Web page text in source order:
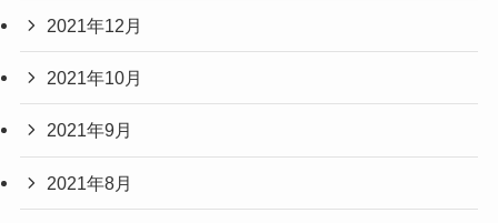
2021年12月
2021年10月
2021年9月
2021年8月